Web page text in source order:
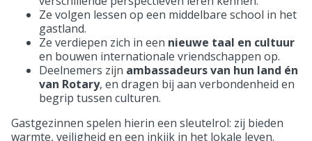
Ze volgen lessen op een middelbare school in het
gastland.
Ze verdiepen zich in een nieuwe taal en cultuur
en bouwen internationale vriendschappen op.
Deelnemers zijn ambassadeurs van hun land én
van Rotary, en dragen bij aan verbondenheid en
begrip tussen culturen.
Gastgezinnen spelen hierin een sleutelrol: zij bieden
warmte, veiligheid en een inkijk in het lokale leven.